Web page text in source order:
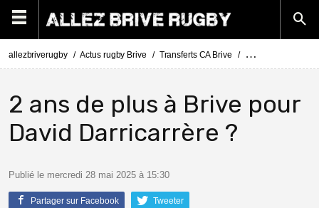
allezbriverugby Actus rugby Brive Transferts CA Brive Actus Transferts
2 ans de plus à Brive pour
David Darricarrère ?
Publié le mercredi 28 mai 2025 à 15:30
Partager sur Facebook Tweeter